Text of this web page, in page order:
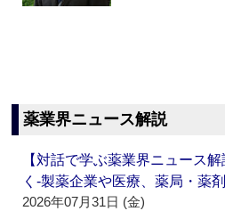
薬業界ニュース解説
【対話で学ぶ薬業界ニュース
く‐製薬企業や医療、薬局・薬
2026年07月31日 (金)